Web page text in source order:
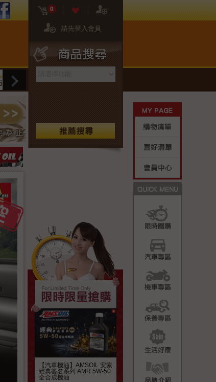
0
請先登入會員
8081
市資訊
FB粉絲團
限定
【汽車機油】AMSOIL 安索
經典簽名系列 AMR 5W-50
全合成機油